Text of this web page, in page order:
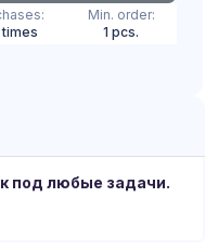
Min. order:
1 pcs.
под любые задачи.